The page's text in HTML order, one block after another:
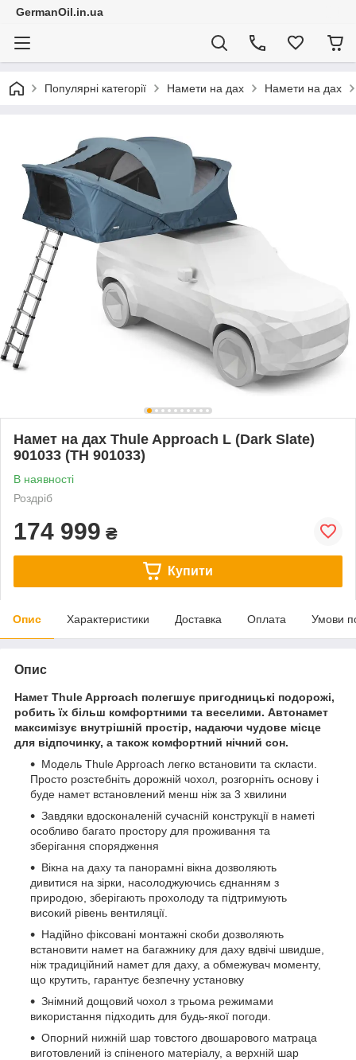
GermanOil.in.ua
Популярні категорії Намети на дах Намети на дах
Намет на дах Thule Approach L (Dark Slate)
901033 (TH 901033)
В наявності
Роздріб
174 999 ₴
Купити
Опис Характеристики Доставка Оплата Умови
Опис
Намет Thule Approach полегшує пригодницькі подорожі,
робить їх більш комфортними та веселими. Автонамет
максимізує внутрішній простір, надаючи чудове місце
для відпочинку, а також комфортний нічний сон.
Модель Thule Approach легко встановити та скласти.
Просто розстебніть дорожній чохол, розгорніть основу і
буде намет встановлений менш ніж за 3 хвилини
Завдяки вдосконаленій сучасній конструкції в наметі
особливо багато простору для проживання та
зберігання спорядження
Вікна на даху та панорамні вікна дозволяють
дивитися на зірки, насолоджуючись єднанням з
природою, зберігають прохолоду та підтримують
високий рівень вентиляції.
Надійно фіксовані монтажні скоби дозволяють
встановити намет на багажнику для даху вдвічі швидше,
ніж традиційний намет для даху, а обмежувач моменту,
що крутить, гарантує безпечну установку
Знімний дощовий чохол з трьома режимами
використання підходить для будь-якої погоди.
Опорний нижній шар товстого двошарового матраца
виготовлений із спіненого матеріалу, а верхній шар